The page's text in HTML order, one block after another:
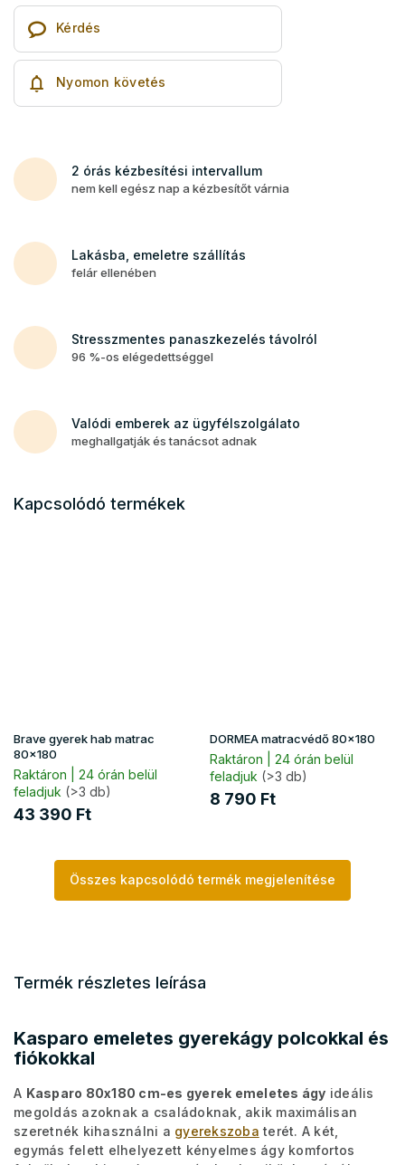
Kérdés
Nyomon követés
2 órás kézbesítési intervallum
nem kell egész nap a kézbesítőt várnia
Lakásba, emeletre szállítás
felár ellenében
Stresszmentes panaszkezelés távolról
96 %-os elégedettséggel
Valódi emberek az ügyfélszolgálato
meghallgatják és tanácsot adnak
Kapcsolódó termékek
Brave gyerek hab matrac
80x180
Raktáron | 24 órán belül
feladjuk (>3 db)
43 390 Ft
DORMEA matracvédő 80x180
Raktáron | 24 órán belül
feladjuk (>3 db)
8 790 Ft
Összes kapcsolódó termék megjelenítése
Termék részletes leírása
Kasparo emeletes gyerekágy polcokkal és
fiókokkal
A Kasparo 80x180 cm-es gyerek emeletes ágy ideális
megoldás azoknak a családoknak, akik maximálisan
szeretnék kihasználni a gyerekszoba terét. A két,
egymás felett elhelyezett kényelmes ágy komfortos